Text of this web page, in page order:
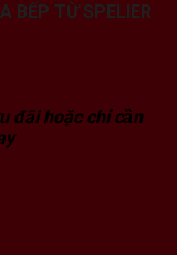
BẾP TỪ SPELIER
đãi hoặc chỉ cần